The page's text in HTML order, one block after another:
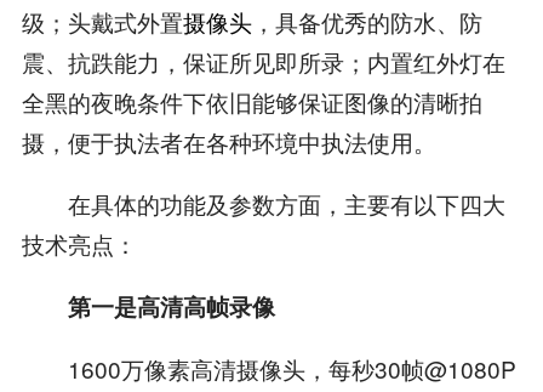
级；头戴式外置摄像头，具备优秀的防水、防
震、抗跌能力，保证所见即所录；内置红外灯在
全黑的夜晚条件下依旧能够保证图像的清晰拍
摄，便于执法者在各种环境中执法使用。
在具体的功能及参数方面，主要有以下四大
技术亮点：
第一是高清高帧录像
1600万像素高清摄像头，每秒30帧@1080P